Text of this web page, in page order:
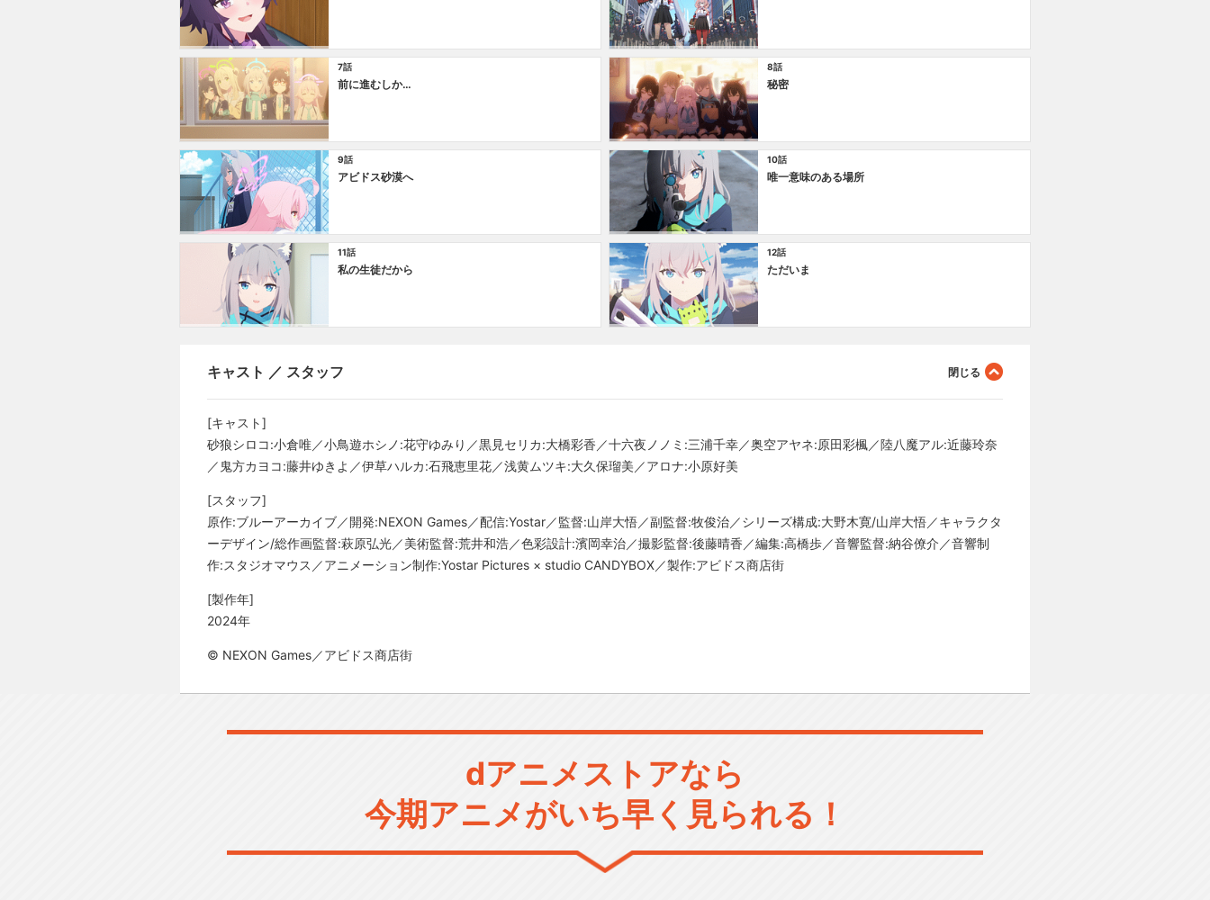
7話
前に進むしか…
8話
秘密
9話
アビドス砂漠へ
10話
唯一意味のある場所
11話
私の生徒だから
12話
ただいま
キャスト ／ スタッフ
[キャスト]
砂狼シロコ:小倉唯／小鳥遊ホシノ:花守ゆみり／黒見セリカ:大橋彩香／十六夜ノノミ:三浦千幸／奥空アヤネ:原田彩楓／陸八魔アル:近藤玲奈
／鬼方カヨコ:藤井ゆきよ／伊草ハルカ:石飛恵里花／浅黄ムツキ:大久保瑠美／アロナ:小原好美
[スタッフ]
原作:ブルーアーカイブ／開発:NEXON Games／配信:Yostar／監督:山岸大悟／副監督:牧俊治／シリーズ構成:大野木寛/山岸大悟／キャラクタ
ーデザイン/総作画監督:萩原弘光／美術監督:荒井和浩／色彩設計:濱岡幸治／撮影監督:後藤晴香／編集:高橋歩／音響監督:納谷僚介／音響制
作:スタジオマウス／アニメーション制作:Yostar Pictures × studio CANDYBOX／製作:アビドス商店街
[製作年]
2024年
© NEXON Games／アビドス商店街
dアニメストアなら
今期アニメがいち早く見られる！